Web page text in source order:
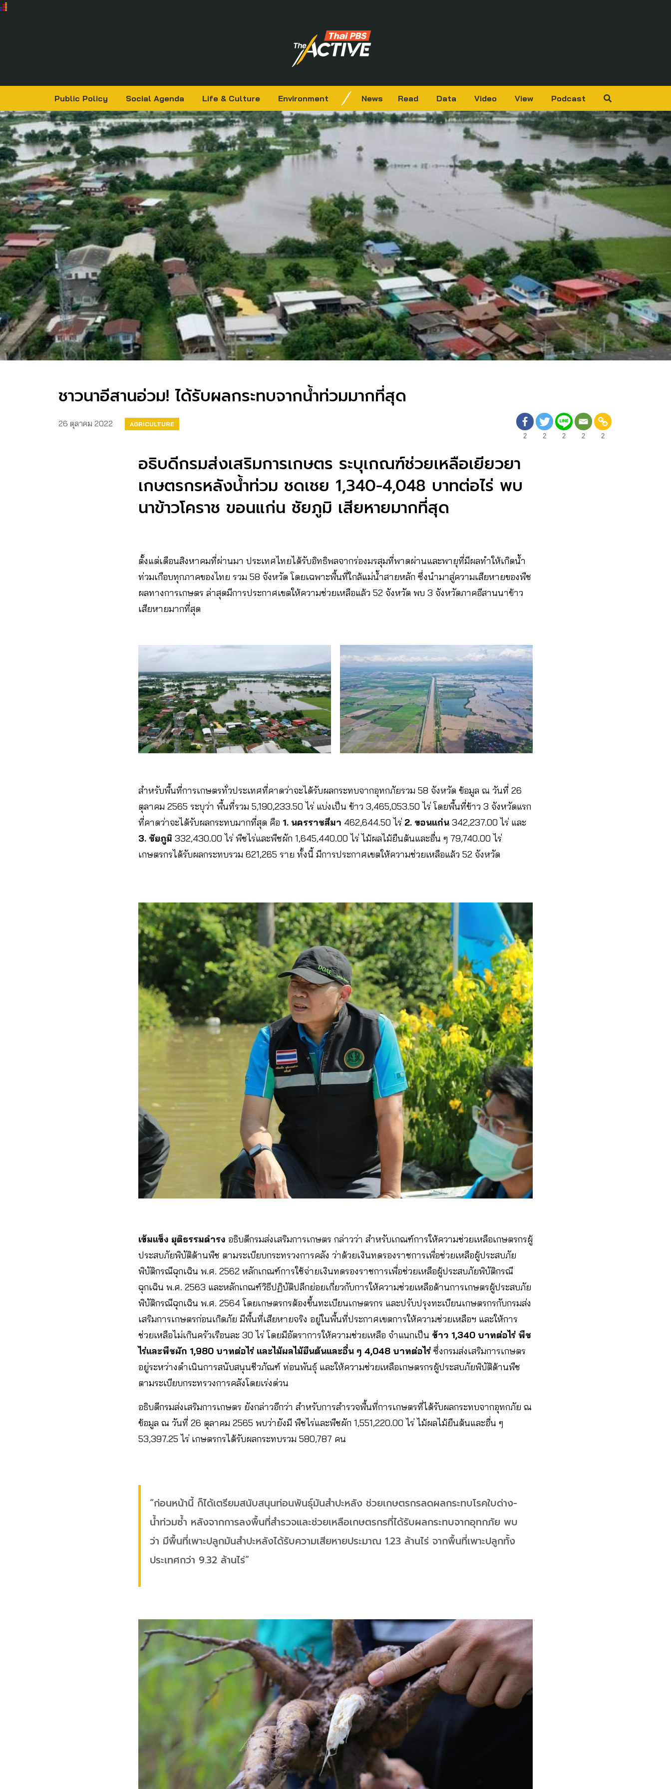
Public Policy Social Agenda Life & Culture Environment News Read Data Video View Podcast
ชาวนาอีสานอ่วม! ได้รับผลกระทบจากน้ำท่วมมากที่สุด
26 ตุลาคม 2022
AGRICULTURE
2
2 2 2 2
อธิบดีกรมส่งเสริมการเกษตร ระบุเกณฑ์ช่วยเหลือเยียวยา
เกษตรกรหลังน้ำท่วม ชดเชย 1,340-4,048 บาทต่อไร่ พบ
นาข้าวโคราช ขอนแก่น ชัยภูมิ เสียหายมากที่สุด
ตั้งแต่เดือนสิงหาคมที่ผ่านมา ประเทศไทยได้รับอิทธิพลจากร่องมรสุมที่พาดผ่านและพายุที่มีผลทำให้เกิดน้ำ
ท่วมเกือบทุกภาคของไทย รวม 58 จังหวัด โดยเฉพาะพื้นที่ใกล้แม่น้ำสายหลัก ซึ่งนำมาสู่ความเสียหายของพืช
ผลทางการเกษตร ล่าสุดมีการประกาศเขตให้ความช่วยเหลือแล้ว 52 จังหวัด พบ 3 จังหวัดภาคอีสานนาข้าว
เสียหายมากที่สุด
สำหรับพื้นที่การเกษตรทั่วประเทศที่คาดว่าจะได้รับผลกระทบจากอุทกภัยรวม 58 จังหวัด ข้อมูล ณ วันที่ 26
ตุลาคม 2565 ระบุว่า พื้นที่รวม 5,190,233.50 ไร่ แบ่งเป็น ข้าว 3,465,053.50 ไร่ โดยพื้นที่ข้าว 3 จังหวัดแรก
ที่คาดว่าจะได้รับผลกระทบมากที่สุด คือ 1. นครราชสีมา 462,644.50 ไร่ 2. ขอนแก่น 342,237.00 ไร่ และ
3. ชัยภูมิ 332,430.00 ไร่ พืชไร่และพืชผัก 1,645,440.00 ไร่ ไม้ผลไม้ยืนต้นและอื่น ๆ 79,740.00 ไร่
เกษตรกรได้รับผลกระทบรวม 621,265 ราย ทั้งนี้ มีการประกาศเขตให้ความช่วยเหลือแล้ว 52 จังหวัด
เข้มแข็ง ยุติธรรมดำรง อธิบดีกรมส่งเสริมการเกษตร กล่าวว่า สำหรับเกณฑ์การให้ความช่วยเหลือเกษตรกรผู้
ประสบภัยพิบัติด้านพืช ตามระเบียบกระทรวงการคลัง ว่าด้วยเงินทดรองราชการเพื่อช่วยเหลือผู้ประสบภัย
พิบัติกรณีฉุกเฉิน พ.ศ. 2562 หลักเกณฑ์การใช้จ่ายเงินทดรองราชการเพื่อช่วยเหลือผู้ประสบภัยพิบัติกรณี
ฉุกเฉิน พ.ศ. 2563 และหลักเกณฑ์วิธีปฏิบัติปลีกย่อยเกี่ยวกับการให้ความช่วยเหลือด้านการเกษตรผู้ประสบภัย
พิบัติกรณีฉุกเฉิน พ.ศ. 2564 โดยเกษตรกรต้องขึ้นทะเบียนเกษตรกร และปรับปรุงทะเบียนเกษตรกรกับกรมส่ง
เสริมการเกษตรก่อนเกิดภัย มีพื้นที่เสียหายจริง อยู่ในพื้นที่ประกาศเขตการให้ความช่วยเหลือฯ และให้การ
ช่วยเหลือไม่เกินครัวเรือนละ 30 ไร่ โดยมีอัตราการให้ความช่วยเหลือ จำแนกเป็น ข้าว 1,340 บาทต่อไร่ พืช
ไร่และพืชผัก 1,980 บาทต่อไร่ และไม้ผลไม้ยืนต้นและอื่น ๆ 4,048 บาทต่อไร่ ซึ่งกรมส่งเสริมการเกษตร
อยู่ระหว่างดำเนินการสนับสนุนชีวภัณฑ์ ท่อนพันธุ์ และให้ความช่วยเหลือเกษตรกรผู้ประสบภัยพิบัติด้านพืช
ตามระเบียบกระทรวงการคลังโดยเร่งด่วน
อธิบดีกรมส่งเสริมการเกษตร ยังกล่าวอีกว่า สำหรับการสำรวจพื้นที่การเกษตรที่ได้รับผลกระทบจากอุทกภัย ณ
ข้อมูล ณ วันที่ 26 ตุลาคม 2565 พบว่ายังมี พืชไร่และพืชผัก 1,551,220.00 ไร่ ไม้ผลไม้ยืนต้นและอื่น ๆ
53,397.25 ไร่ เกษตรกรได้รับผลกระทบรวม 580,787 คน
“ก่อนหน้านี้ ก็ได้เตรียมสนับสนุนท่อนพันธุ์มันสำปะหลัง ช่วยเกษตรกรลดผลกระทบโรคใบด่าง-
น้ำท่วมซ้ำ หลังจากการลงพื้นที่สำรวจและช่วยเหลือเกษตรกรที่ได้รับผลกระทบจากอุทกภัย พบ
ว่า มีพื้นที่เพาะปลูกมันสำปะหลังได้รับความเสียหายประมาณ 1.23 ล้านไร่ จากพื้นที่เพาะปลูกทั้ง
ประเทศกว่า 9.32 ล้านไร่”